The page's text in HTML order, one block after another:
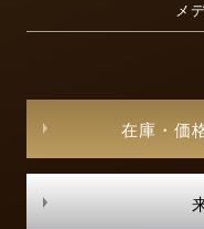
メ
在庫・価